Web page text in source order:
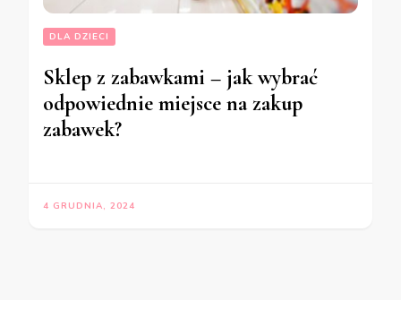
DLA DZIECI
Sklep z zabawkami – jak wybrać
odpowiednie miejsce na zakup
zabawek?
4 GRUDNIA, 2024